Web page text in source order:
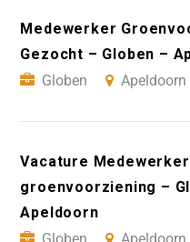
Medewerker
Gezocht – Globen –
Globen
Apeldoorn
Vacature Medewerker
groenvoorziening –
Apeldoorn